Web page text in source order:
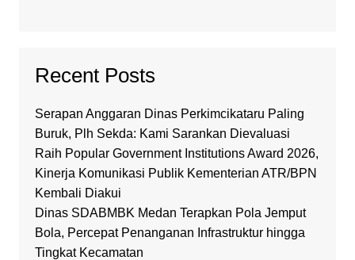
Recent Posts
Serapan Anggaran Dinas Perkimcikataru Paling
Buruk, Plh Sekda: Kami Sarankan Dievaluasi
Raih Popular Government Institutions Award 2026,
Kinerja Komunikasi Publik Kementerian ATR/BPN
Kembali Diakui
Dinas SDABMBK Medan Terapkan Pola Jemput
Bola, Percepat Penanganan Infrastruktur hingga
Tingkat Kecamatan